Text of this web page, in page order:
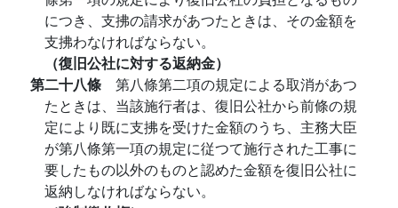
につき、支拂の請求があつたときは、その金額を
支拂わなければならない。
（復旧公社に対する返納金）
第二十八條 第八條第二項の規定による取消があつ
たときは、当該施行者は、復旧公社から前條の規
定により既に支拂を受けた金額のうち、主務大臣
が第八條第一項の規定に従つて施行された工事に
要したもの以外のものと認めた金額を復旧公社に
返納しなければならない。